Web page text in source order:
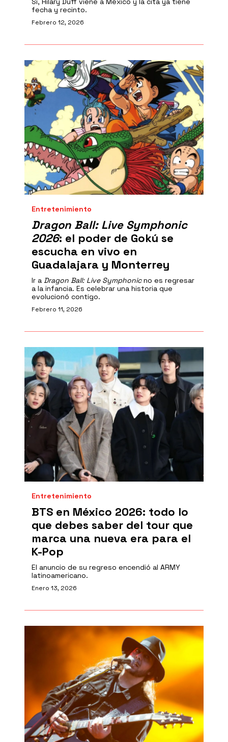
fecha y recinto.
Febrero 12, 2026
Entretenimiento
Dragon Ball: Live Symphonic
2026: el poder de Gokú se
escucha en vivo en
Guadalajara y Monterrey
Ir a Dragon Ball: Live Symphonicno es regresar
a la infancia. Es celebrar una historia que
evolucionó contigo.
Febrero 11, 2026
Entretenimiento
BTS en México 2026: todo lo
que debes saber del tour que
marca una nueva era para el
K-Pop
El anuncio de su regreso encendió al ARMY
latinoamericano.
Enero 13, 2026